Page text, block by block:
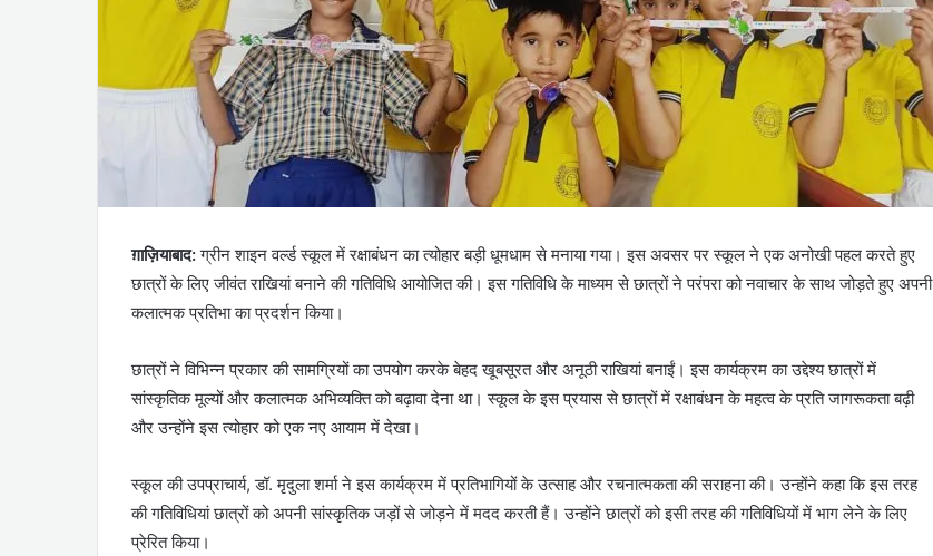
ग़ाज़ियाबाद:ग्रीन शाइन वर्ल्ड स्कूल में रक्षाबंधन का त्योहार बड़ी धूमधाम से मनाया गया। इस अवसर पर स्कूल ने एक अनोखी पहल करते हुए
छात्रों के लिए जीवंत राखियां बनाने की गतिविधि आयोजित की। इस गतिविधि के माध्यम से छात्रों ने परंपरा को नवाचार के साथ जोड़ते हुए अपनी
कलात्मक प्रतिभा का प्रदर्शन किया।
छात्रों ने विभिन्न प्रकार की सामग्रियों का उपयोग करके बेहद खूबसूरत और अनूठी राखियां बनाईं। इस कार्यक्रम का उद्देश्य छात्रों में
सांस्कृतिक मूल्यों और कलात्मक अभिव्यक्ति को बढ़ावा देना था। स्कूल के इस प्रयास से छात्रों में रक्षाबंधन के महत्व के प्रति जागरूकता बढ़ी
और उन्होंने इस त्योहार को एक नए आयाम में देखा।
स्कूल की उपप्राचार्य, डॉ. मृदुला शर्मा ने इस कार्यक्रम में प्रतिभागियों के उत्साह और रचनात्मकता की सराहना की। उन्होंने कहा कि इस तरह
की गतिविधियां छात्रों को अपनी सांस्कृतिक जड़ों से जोड़ने में मदद करती हैं। उन्होंने छात्रों को इसी तरह की गतिविधियों में भाग लेने के लिए
प्रेरित किया।